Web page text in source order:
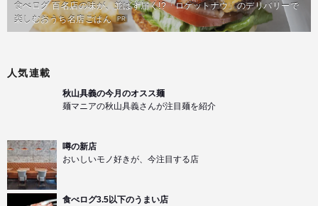
食べログ 百名店の味が、並ばず届く!?「ロケットナウ」のデリバリーで
楽しむおうち名店ごはん PR
人気連載
秋山具義の今月のオスス麺
麺マニアの秋山具義さんが注目麺を紹介
噂の新店
おいしいモノ好きが、今注目する店
食べログ3.5以下のうまい店